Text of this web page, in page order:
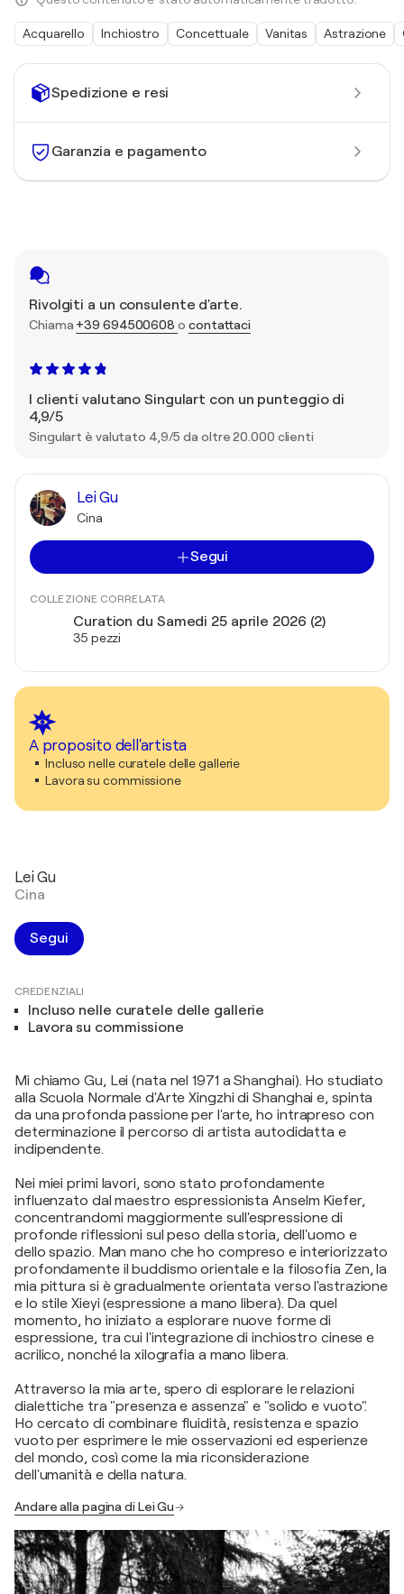
Spedizione e resi
Garanzia e pagamento
Rivolgiti a un consulente d'arte.
Chiama +39 694500608 o contattaci
I clienti valutano Singulart con un punteggio di
4,9/5
Singulart è valutato 4,9/5 da oltre 20.000 clienti
Lei Gu
Cina
Segui
COLLEZIONE CORRELATA
Curation du Samedi 25 aprile 2026 (2)
35 pezzi
A proposito dell'artista
Incluso nelle curatele delle gallerie
Lavora su commissione
Acquarello Inchiostro Concettuale Vanitas Astrazione
Lei Gu
Cina
Segui
CREDENZIALI
Incluso nelle curatele delle gallerie
Lavora su commissione
Mi chiamo Gu, Lei (nata nel 1971 a Shanghai). Ho studiato
alla Scuola Normale d'Arte Xingzhi di Shanghai e, spinta
da una profonda passione per l'arte, ho intrapreso con
determinazione il percorso di artista autodidatta e
indipendente.
Nei miei primi lavori, sono stato profondamente
influenzato dal maestro espressionista Anselm Kiefer,
concentrandomi maggiormente sull'espressione di
profonde riflessioni sul peso della storia, dell'uomo e
dello spazio. Man mano che ho compreso e interiorizzato
profondamente il buddismo orientale e la filosofia Zen, la
mia pittura si è gradualmente orientata verso l'astrazione
e lo stile Xieyi (espressione a mano libera). Da quel
momento, ho iniziato a esplorare nuove forme di
espressione, tra cui l'integrazione di inchiostro cinese e
acrilico, nonché la xilografia a mano libera.
Attraverso la mia arte, spero di esplorare le relazioni
dialettiche tra "presenza e assenza" e "solido e vuoto".
Ho cercato di combinare fluidità, resistenza e spazio
vuoto per esprimere le mie osservazioni ed esperienze
del mondo, così come la mia riconsiderazione
dell'umanità e della natura.
Andare alla pagina di Lei Gu